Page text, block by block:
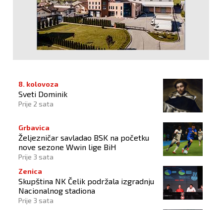
8. kolovoza
Sveti Dominik
Prije 2 sata
Grbavica
Željezničar savladao BSK na početku
nove sezone Wwin lige BiH
Prije 3 sata
Zenica
Skupština NK Čelik podržala izgradnju
Nacionalnog stadiona
Prije 3 sata